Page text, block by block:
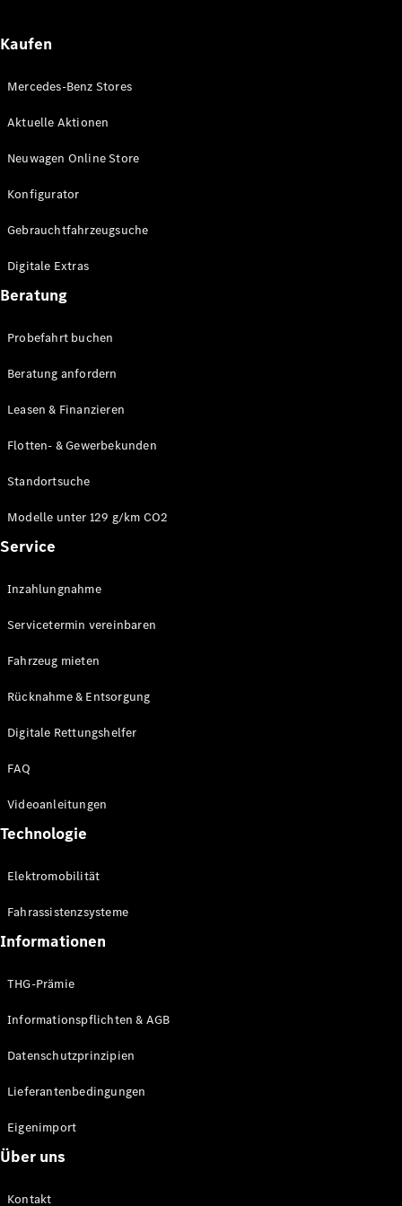
Kaufen
Mercedes-Benz Stores
Aktuelle Aktionen
Neuwagen Online Store
Konfigurator
Gebrauchtfahrzeugsuche
Digitale Extras
Beratung
Probefahrt buchen
Beratung anfordern
Leasen & Finanzieren
Flotten- & Gewerbekunden
Standortsuche
Modelle unter 129 g/km CO2
Service
Inzahlungnahme
Servicetermin vereinbaren
Fahrzeug mieten
Rücknahme & Entsorgung
Digitale Rettungshelfer
FAQ
Videoanleitungen
Technologie
Elektromobilität
Fahrassistenzsysteme
Informationen
THG-Prämie
Informationspflichten & AGB
Datenschutzprinzipien
Lieferantenbedingungen
Eigenimport
Über uns
Kontakt